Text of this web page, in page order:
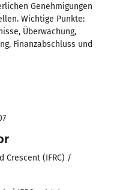
Genehmigungen
Wichtige Punkte:
Überwachung,
Finanzabschluss und
Crescent (IFRC) /